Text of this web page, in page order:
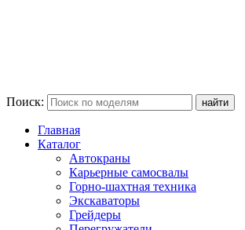
Поиск:
Главная
Каталог
Автокраны
Карьерные самосвалы
Горно-шахтная техника
Экскаваторы
Грейдеры